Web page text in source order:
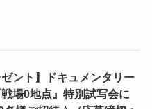
ゼント】ドキュメンタリー
場0地点』特別試写会に